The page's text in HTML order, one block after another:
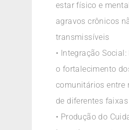
estar físico e
agravos crônicos
transmissíveis
• Integração
o fortalecimento
comunitários entre
de diferentes
• Produção do